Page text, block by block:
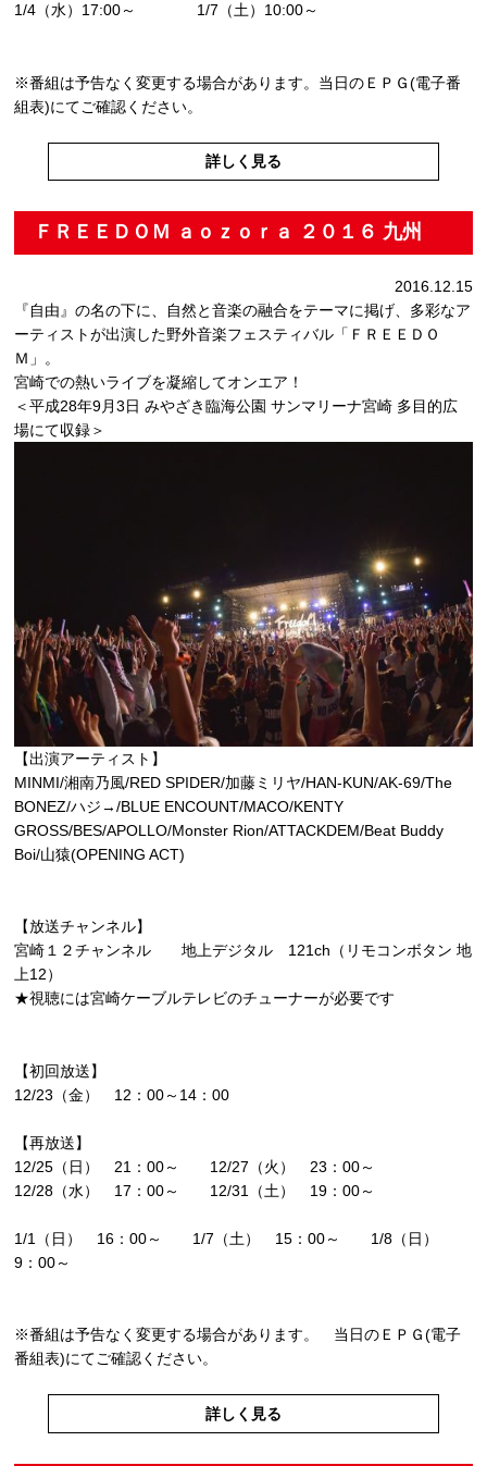
1/4（水）17:00～ 1/7（土）10:00～
※番組は予告なく変更する場合があります。当日のＥＰＧ(電子番
組表)にてご確認ください。
詳しく見る
ＦＲＥＥＤＯＭ ａｏｚｏｒａ ２０１６ 九州
2016.12.15
『自由』の名の下に、自然と音楽の融合をテーマに掲げ、多彩なア
ーティストが出演した野外音楽フェスティバル「ＦＲＥＥＤＯ
Ｍ」。
宮崎での熱いライブを凝縮してオンエア！
＜平成28年9月3日 みやざき臨海公園 サンマリーナ宮崎 多目的広
場にて収録＞
【出演アーティスト】
MINMI/湘南乃風/RED SPIDER/加藤ミリヤ/HAN-KUN/AK-69/The
BONEZ/ハジ→/BLUE ENCOUNT/MACO/KENTY
GROSS/BES/APOLLO/Monster Rion/ATTACKDEM/Beat Buddy
Boi/山猿(OPENING ACT)
【放送チャンネル】
宮崎１２チャンネル 地上デジタル 121ch（リモコンボタン 地
上12）
★視聴には宮崎ケーブルテレビのチューナーが必要です
【初回放送】
12/23（金） 12：00～14：00
【再放送】
12/25（日） 21：00～ 12/27（火） 23：00～
12/28（水） 17：00～ 12/31（土） 19：00～
1/1（日） 16：00～ 1/7（土） 15：00～ 1/8（日）
9：00～
※番組は予告なく変更する場合があります。 当日のＥＰＧ(電子
番組表)にてご確認ください。
詳しく見る